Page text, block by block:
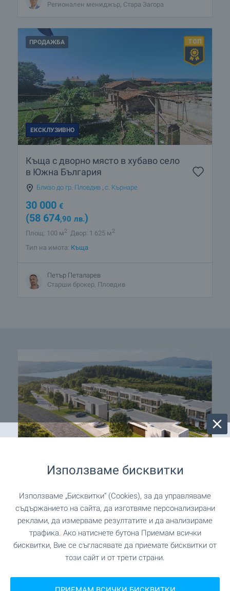
Регионален мениджър, Стара Загора
ПРОДАЖБА
ЕКСКЛУЗИВНО
Къща с дворно място в хубаво село
в Южна България
Близо до гр. Пловдив , с. Кърнаре
30 000 €
(58 674,90 лв.)
Площ: 100 м2 Двор: 1 625 м2
Тип на имота: Къща
Петър Петаларев
Старши брокер, Пловдив
OKOL Lake Park ви очаква с
налични апартаменти край
язовир Искър!
Възползвайте се от възможността да
придобиете собствен апартамент в нова
курортна среда край язовир Искър – за лично
ползване или отдаване чрез професионална
рентал програма. Завършени по „Премиум
Използваме бисквитки
Използваме „Бисквитки“ (Cookies), за да управляваме
съдържанието на сайта, да изготвяме персонализирани
реклами, да измерваме резултатите и да анализираме
трафика. Ако натиснете бутона Приемам всички
бисквитки, Вие се съгласявате да приемате бисквитки от
този сайт и от трети страни.